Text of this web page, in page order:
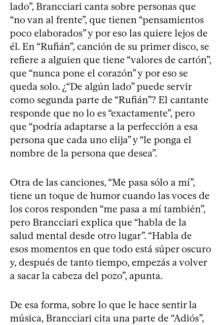
lado”, Brancciari canta sobre personas que
“no van al frente”, que tienen “pensamientos
poco elaborados” y por eso las quiere lejos de
él. En “Rufián”, canción de su primer disco, se
refiere a alguien que tiene “valores de cartón”,
que “nunca pone el corazón” y por eso se
queda solo. ¿“De algún lado” puede servir
como segunda parte de “Rufián”? El cantante
responde que no lo es “exactamente”, pero
que “podría adaptarse a la perfección a esa
persona que cada uno elija” y “le ponga el
nombre de la persona que desea”.
Otra de las canciones, “Me pasa sólo a mí”,
tiene un toque de humor cuando las voces de
los coros responden “me pasa a mí también”,
pero Brancciari explica que “habla de la
salud mental desde otro lugar”. “Habla de
esos momentos en que todo está súper oscuro
y, después de tanto tiempo, empezás a volver
a sacar la cabeza del pozo”, apunta.
De esa forma, sobre lo que le hace sentir la
música, Brancciari cita una parte de “Adiós”,